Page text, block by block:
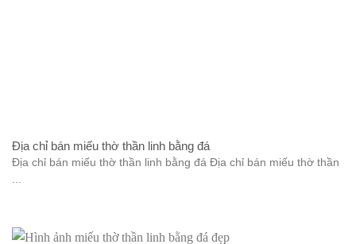
Địa chỉ bán miếu thờ thần linh bằng đá
Địa chỉ bán miếu thờ thần linh bằng đá Địa chỉ bán miếu thờ thần
...